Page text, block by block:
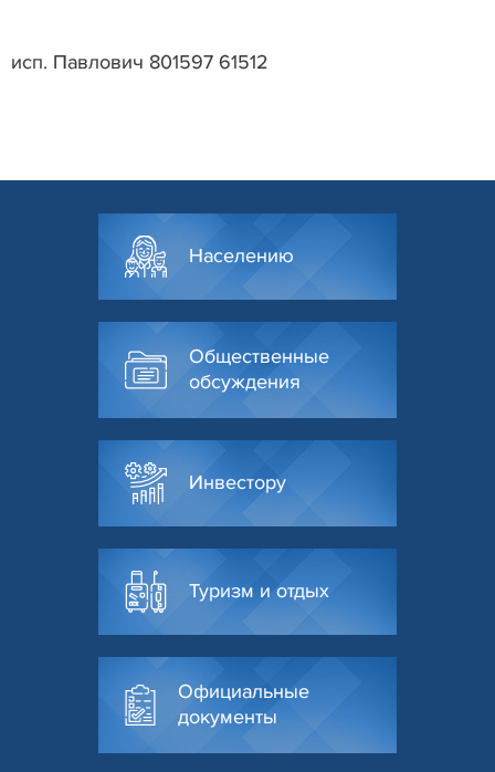
исп. Павлович 801597 61512
Населению
Общественные
обсуждения
Инвестору
Туризм и отдых
Официальные
документы